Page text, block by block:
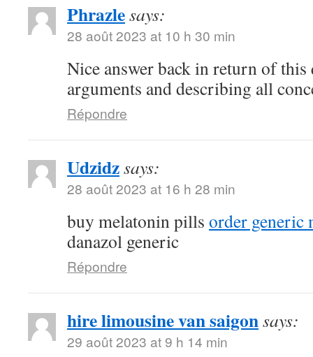
Phrazlesays:
28 août 2023 at 10 h 30 min
Nice answer back in return of
arguments and describing all
Répondre
Udzidzsays:
28 août 2023 at 16 h 28 min
buy melatonin pills order generic
danazol generic
Répondre
hire limousine van saigonsays:
29 août 2023 at 9 h 14 min